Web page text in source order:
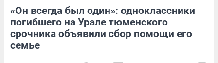
«Он всегда был один»: одноклассники
погибшего на Урале тюменского
срочника объявили сбор помощи его
семье